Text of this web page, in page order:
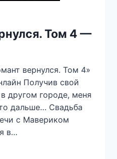
Том 4 —
вернулся. Том 4»
Получив свой
другом городе, меня
дальше… Свадьба
с Мавериком
в…